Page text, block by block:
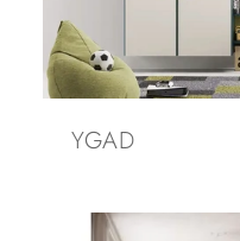
YGAD